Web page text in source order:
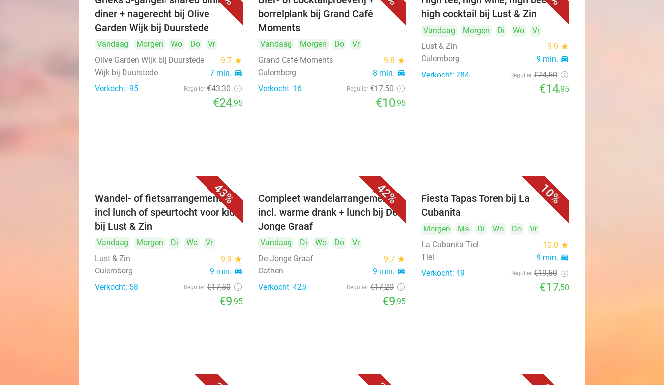
diner + nagerecht bij Olive
Garden Wijk bij Duurstede
Vandaag Morgen Wo Do
Vr
Olive Garden Wijk bij Duurstede
9.7 star
Wijk bij Duurstede 7 min. directions_car
Verkocht: 95 Regulier €43,30
€24,95
borrelplank bij Grand Café
Moments
Vandaag Morgen Do
Vr
Grand Café Moments
9.8 star
Culemborg 8 min. directions_car
Verkocht: 16 Regulier €17,50
€10,95
high cocktail bij Lust & Zin
Vandaag Morgen Di Wo
Vr
Lust & Zin
9.9 star
Culemborg 9 min. directions_car
Verkocht: 284 Regulier €24,50
€14,95
43%
Wandel- of fietsarrangement evt.
incl lunch of speurtocht voor kids
bij Lust & Zin
Vandaag Morgen Di Wo
Vr
Lust & Zin
9.9 star
Culemborg 9 min. directions_car
Verkocht: 58 Regulier €17,50
€9,95
42%
Compleet wandelarrangement
incl. warme drank + lunch bij De
Jonge Graaf
Vandaag Di Wo Do
Vr
De Jonge Graaf
9.7 star
Cothen 9 min. directions_car
Verkocht: 425 Regulier €17,20
€9,95
10%
Fiesta Tapas Toren bij La
Cubanita
Morgen Ma Di Wo Do
Vr
La Cubanita Tiel
10.0 star
Tiel 9 min. directions_car
Verkocht: 49 Regulier €19,50
€17,50